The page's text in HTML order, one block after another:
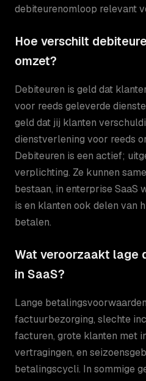
debiteurenomloop relevant
Hoe verschilt
omzet?
Debiteuren is geld dat
voor reeds geleverde
geld dat jij klanten
dienstverlening voor reeds
Debiteuren is een actief;
verplichting. Ze kunnen
bestaan, in enterprise SaaS
is en klanten ook delen van
betalen.
Wat veroorzaakt lage
in SaaS?
Lange
factuurbezorging, slechte
facturen, grote klanten met
vertragingen, en
betalingscycli. In sommige